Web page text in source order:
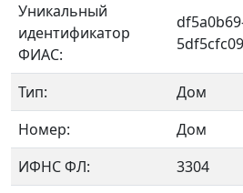
Уникальный
идентификатор
ФИАС:
Тип:
Дом
Номер:
Дом
ИФНС ФЛ:
3304